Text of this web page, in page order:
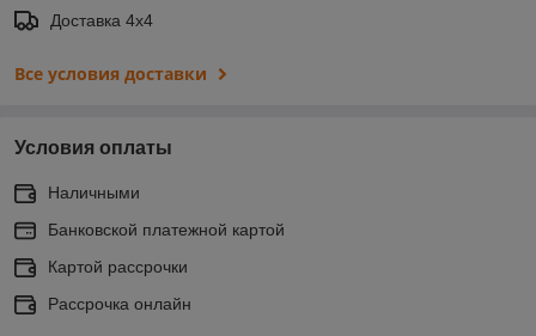
Доставка 4х4
Все условия доставки
Условия оплаты
Наличными
Банковской платежной картой
Картой рассрочки
Рассрочка онлайн